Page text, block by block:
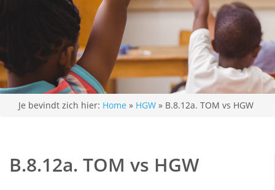
Je bevindt zich hier: Home » HGW » B.8.12a. TOM vs HGW
B.8.12a. TOM vs HGW